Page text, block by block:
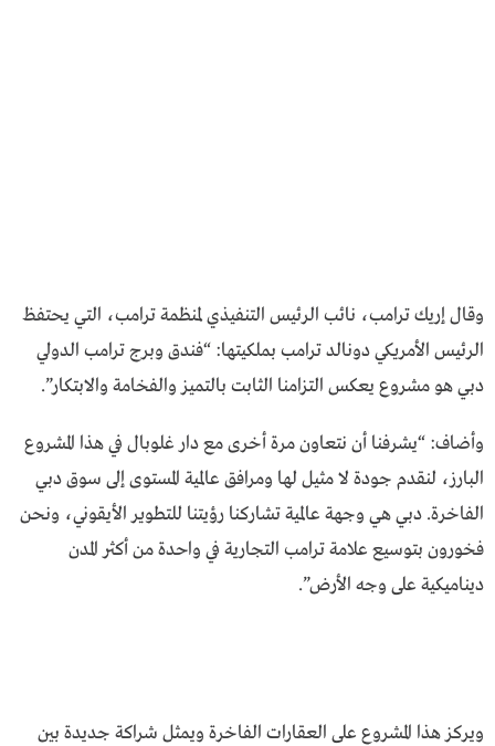
وقال إريك ترامب، نائب الرئيس التنفيذي لمنظمة ترامب، التي يحتفظ
الرئيس الأمريكي دونالد ترامب بملكيتها: “فندق وبرج ترامب الدولي
دبي هو مشروع يعكس التزامنا الثابت بالتميز والفخامة والابتكار”.
وأضاف: “يشرفنا أن نتعاون مرة أخرى مع دار غلوبال في هذا المشروع
البارز، لنقدم جودة لا مثيل لها ومرافق عالمية المستوى إلى سوق دبي
الفاخرة. دبي هي وجهة عالمية تشاركنا رؤيتنا للتطوير الأيقوني، ونحن
فخورون بتوسيع علامة ترامب التجارية في واحدة من أكثر المدن
ديناميكية على وجه الأرض”.
ويركز هذا المشروع على العقارات الفاخرة ويمثل شراكة جديدة بين